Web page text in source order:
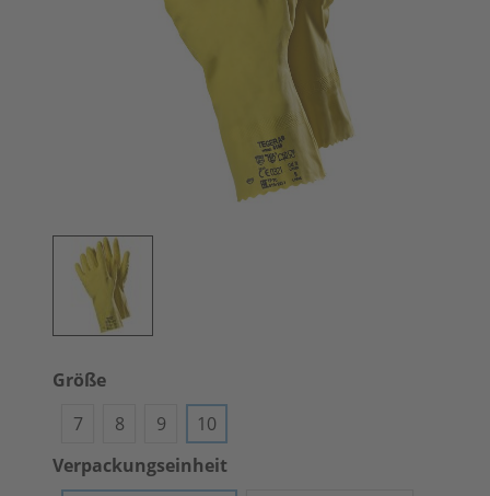
Größe
7
8 9
10
Verpackungseinheit